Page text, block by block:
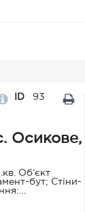
ID 93
Осикове,
Об’єкт
бут; Стіни-
відсутні.